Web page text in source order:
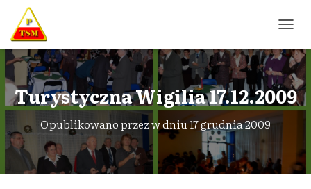
R
Z
E
Ł
Ą
C
W
Turystyczna Wigilia 17.12.2009
Opublikowano przezw dniu17 grudnia 2009